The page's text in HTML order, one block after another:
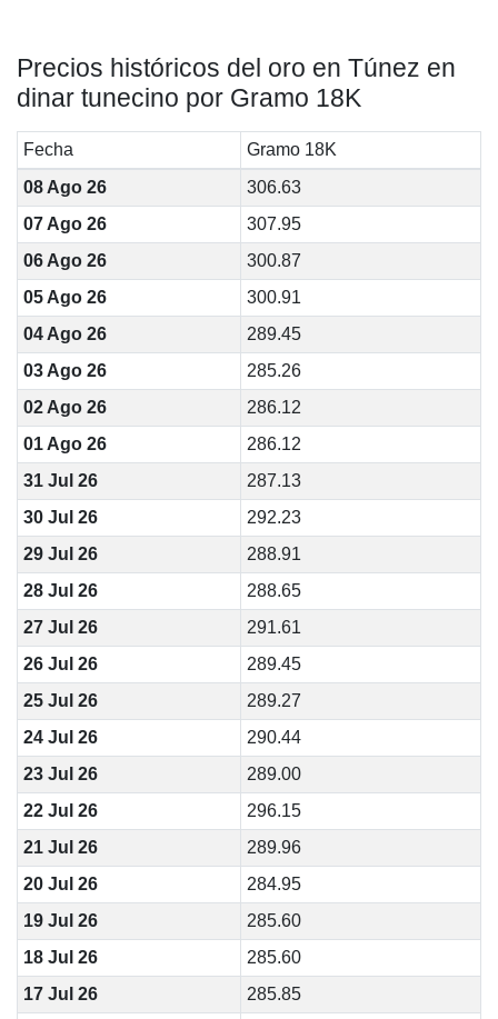
Precios históricos del oro en Túnez en
dinar tunecino por Gramo 18K
Fecha
Gramo 18K
08 Ago 26
306.63
07 Ago 26
307.95
06 Ago 26
300.87
05 Ago 26
300.91
04 Ago 26
289.45
03 Ago 26
285.26
02 Ago 26
286.12
01 Ago 26
286.12
31 Jul 26
287.13
30 Jul 26
292.23
29 Jul 26
288.91
28 Jul 26
288.65
27 Jul 26
291.61
26 Jul 26
289.45
25 Jul 26
289.27
24 Jul 26
290.44
23 Jul 26
289.00
22 Jul 26
296.15
21 Jul 26
289.96
20 Jul 26
284.95
19 Jul 26
285.60
18 Jul 26
285.60
17 Jul 26
285.85